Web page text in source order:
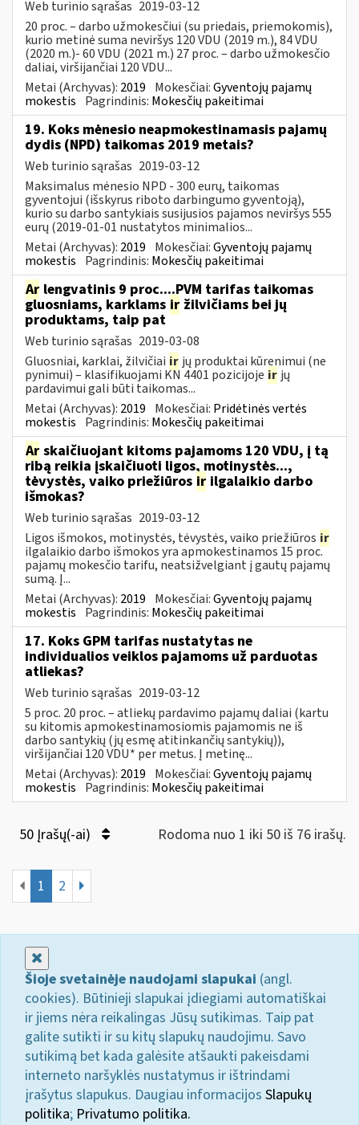
Web turinio sąrašas 2019-03-12
20 proc. – darbo užmokesčiui (su priedais, priemokomis),
kurio metinė suma neviršys 120 VDU (2019 m.), 84 VDU
(2020 m.)- 60 VDU (2021 m.) 27 proc. – darbo užmokesčio
daliai, viršijančiai 120 VDU...
Metai (Archyvas): 2019 Mokesčiai:Gyventojų pajamų
mokestis Pagrindinis: Mokesčių pakeitimai
19. Koks mėnesio neapmokestinamasis pajamų
dydis (NPD) taikomas 2019 metais?
Web turinio sąrašas 2019-03-12
Maksimalus mėnesio NPD - 300 eurų, taikomas
gyventojui (išskyrus riboto darbingumo gyventoją),
kurio su darbo santykiais susijusios pajamos neviršys 555
eurų (2019-01-01 nustatytos minimalios...
Metai (Archyvas): 2019 Mokesčiai:Gyventojų pajamų
mokestis Pagrindinis: Mokesčių pakeitimai
Ar lengvatinis 9 proc....PVM tarifas taikomas
gluosniams, karklams ir žilvičiams bei jų
produktams, taip pat
Web turinio sąrašas 2019-03-08
Gluosniai, karklai, žilvičiai ir jų produktai kūrenimui (ne
pynimui) – klasifikuojami KN 4401 pozicijoje ir jų
pardavimui gali būti taikomas...
Metai (Archyvas): 2019 Mokesčiai: Pridėtinės vertės
mokestis Pagrindinis: Mokesčių pakeitimai
Ar skaičiuojant kitoms pajamoms 120 VDU, į tą
ribą reikia įskaičiuoti ligos, motinystės...,
tėvystės, vaiko priežiūros ir ilgalaikio darbo
išmokas?
Web turinio sąrašas 2019-03-12
Ligos išmokos, motinystės, tėvystės, vaiko priežiūros ir
ilgalaikio darbo išmokos yra apmokestinamos 15 proc.
pajamų mokesčio tarifu, neatsižvelgiant į gautų pajamų
sumą. Į...
Metai (Archyvas): 2019 Mokesčiai:Gyventojų pajamų
mokestis Pagrindinis: Mokesčių pakeitimai
17. Koks GPM tarifas nustatytas ne
individualios veiklos pajamoms už parduotas
atliekas?
Web turinio sąrašas 2019-03-12
5 proc. 20 proc. – atliekų pardavimo pajamų daliai (kartu
su kitomis apmokestinamosiomis pajamomis ne iš
darbo santykių (jų esmę atitinkančių santykių)),
viršijančiai 120 VDU* per metus. Į metinę...
Metai (Archyvas): 2019 Mokesčiai:Gyventojų pajamų
mokestis Pagrindinis: Mokesčių pakeitimai
50 Įrašų(-ai) Rodoma nuo 1 iki 50 iš 76 irašų.
1 2
Šioje svetainėje naudojami slapukai (angl.
cookies). Būtinieji slapukai įdiegiami automatiškai
ir jiems nėra reikalingas Jūsų sutikimas. Taip pat
galite sutikti ir su kitų slapukų naudojimu. Savo
sutikimą bet kada galėsite atšaukti pakeisdami
interneto naršyklės nustatymus ir ištrindami
įrašytus slapukus. Daugiau informacijos Slapukų
politika; Privatumo politika.